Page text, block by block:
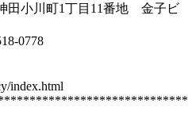
田小川町1丁目11番地 金子ビ
0778
index.html